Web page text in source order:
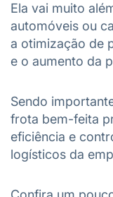
Ela vai muito
automóveis ou
a otimização de
e o aumento da
Sendo
frota bem-feita
eficiência e
logísticos da